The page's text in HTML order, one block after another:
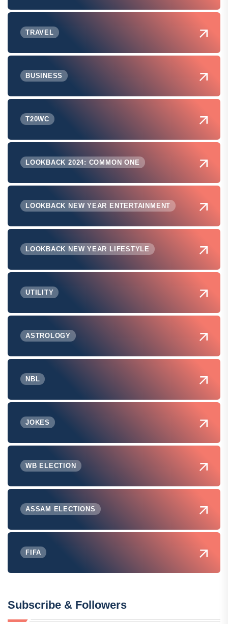
TRAVEL
BUSINESS
T20WC
LOOKBACK 2024: COMMON ONE
LOOKBACK NEW YEAR ENTERTAINMENT
LOOKBACK NEW YEAR LIFESTYLE
UTILITY
ASTROLOGY
NBL
JOKES
WB ELECTION
ASSAM ELECTIONS
FIFA
Subscribe & Followers